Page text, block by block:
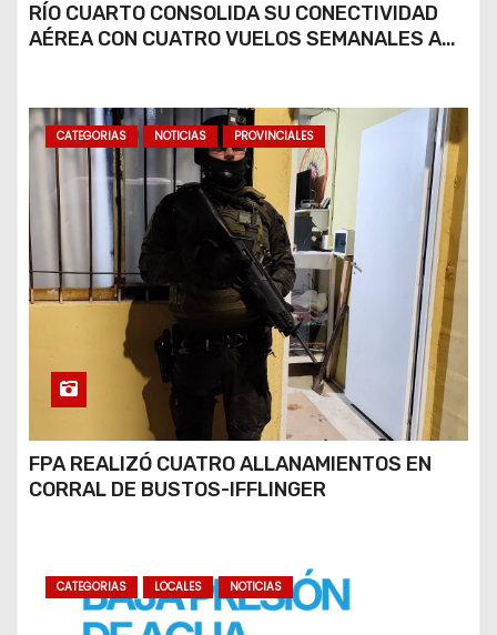
RÍO CUARTO CONSOLIDA SU CONECTIVIDAD
AÉREA CON CUATRO VUELOS SEMANALES A
CATEGORIAS NOTICIAS PROVINCIALES
FPA REALIZÓ CUATRO ALLANAMIENTOS EN
CORRAL DE BUSTOS-IFFLINGER
CATEGORIAS LOCALES NOTICIAS